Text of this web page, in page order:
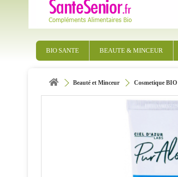
BIO SANTE BEAUTE & MINCEUR
Beauté et Minceur Cosmetique BIO